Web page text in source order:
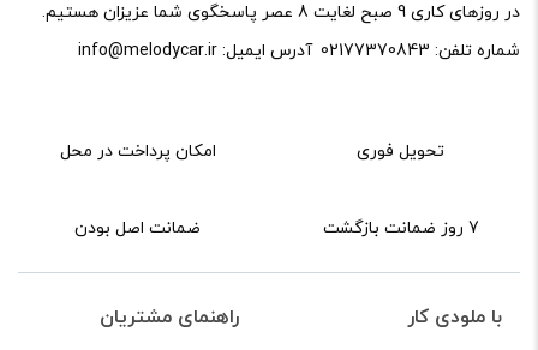
در روزهای کاری 9 صبح لغایت 8 عصر پاسخگوی شما عزیزان هستیم.
شماره تلفن: 02177370843 آدرس ایمیل: info@melodycar.ir
تحویل فوری امکان پرداخت در محل
7 روز ضمانت بازگشت ضمانت اصل بودن
با ملودی کار راهنمای مشتریان